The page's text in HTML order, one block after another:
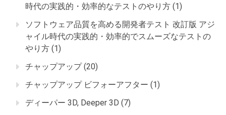
時代の実践的・効率的なテストのやり方 (1)
ソフトウェア品質を高める開発者テスト 改訂版 アジ
ャイル時代の実践的・効率的でスムーズなテストの
やり方 (1)
チャップアップ(20)
チャップアップ ビフォーアフター (1)
ディーパー 3D, Deeper 3D (7)